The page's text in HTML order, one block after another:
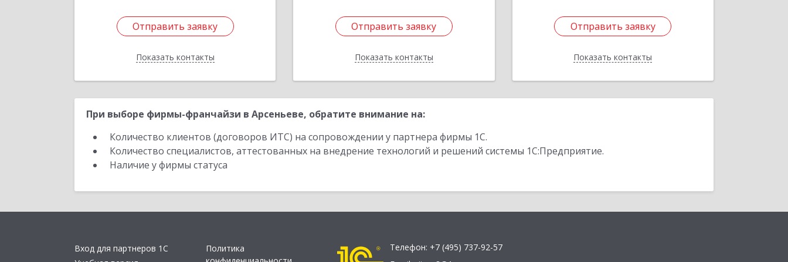
Отправить заявку
Показать контакты
Отправить заявку
Назад
Отправить заявку
Показать контакты
Отправить заявку
Назад
Отправить заявку
Показать контакты
Отправить заявку
Назад
При выборе фирмы-франчайзи в Арсеньеве, обратите внимание на:
Количество клиентов (договоров ИТС) на сопровождении у партнера фирмы 1С.
Количество специалистов, аттестованных на внедрение технологий и решений системы 1С:Предприятие.
Наличие у фирмы статуса
Вход для партнеров 1С
Политика
Телефон: +7 (495) 737-92-57